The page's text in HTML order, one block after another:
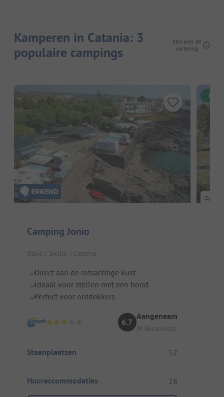
Kamperen in Catania: 3
populaire campings
Info over de
sortering
Camping Jonio
Italië / Sicilië / Catania
Direct aan de rotsachtige kust
Ideaal voor stellen met een hond
Perfect voor ontdekkers
6.7
Aangenaam
(9 Recensies)
Staanplaatsen 52
Huuraccommodaties 28